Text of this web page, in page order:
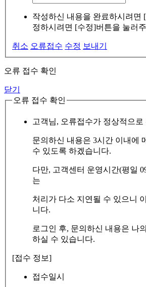
작성하신 내용을 완료하시려면
정하시려면 [수정]버튼을 눌러
취소 오류접수 수정 보내기
오류 접수 확인
닫기
오류 접수 확인
고객님, 오류접수가 정상적으
문의하신 내용은 3시간 이내에
수 있도록 하겠습니다.
다만, 고객센터 운영시간(평일
는
처리가 다소 지연될 수 있으니
니다.
로그인 후, 문의하신 내용은 나
하실 수 있습니다.
[접수 정보]
접수일시